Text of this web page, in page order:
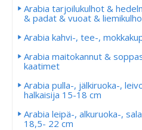
Arabia tarjoilukulhot &
& padat & vuoat &
Arabia kahvi-, tee-,
Arabia maitokannut &
kaatimet
Arabia pulla-, jälkiruoka-,
halkaisija 15-18 cm
Arabia leipä-, alkuruoka-,
18,5- 22 cm